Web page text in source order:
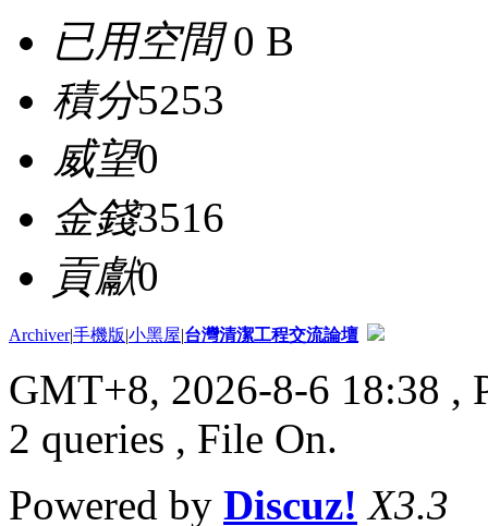
已用空間0 B
積分5253
威望0
金錢3516
貢獻0
Archiver|手機版|小黑屋|台灣清潔工程交流論壇
GMT+8, 2026-8-6 18:38 ,
2 queries , File On.
Powered by Discuz! X3.3